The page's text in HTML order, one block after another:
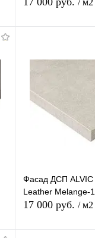
/ м2
В избранное
Фасад ДСП ALVIC
Leather Melange-
17 000 руб. / м2